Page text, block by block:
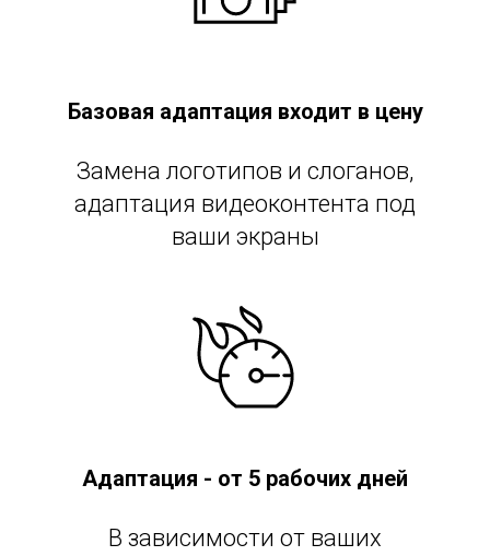
Базовая адаптация входит в цену
Замена логотипов и слоганов,
адаптация видеоконтента под
ваши экраны
Адаптация - от 5 рабочих дней
В зависимости от ваших